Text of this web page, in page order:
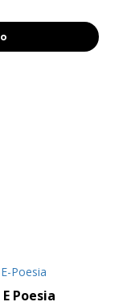
Poesia